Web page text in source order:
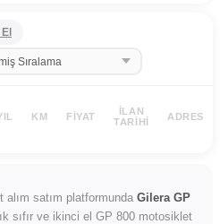
KM FIYAT
İLAN
TARIHI
ADRES
satım platformunda Gilera GP
sıfır ve ikinci el GP 800 motosiklet